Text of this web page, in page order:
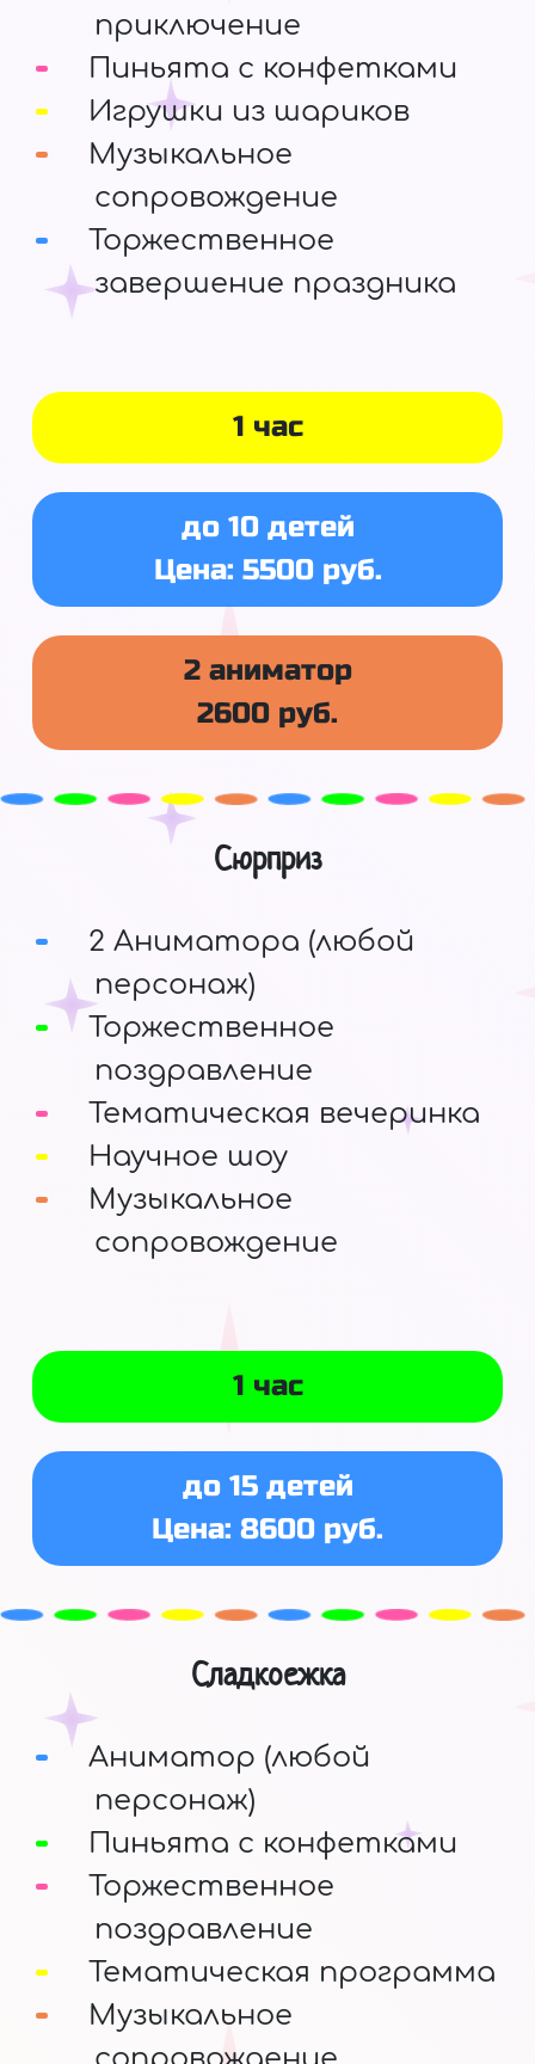
1 час
до 10 детей
Цена: 5500 руб.
2 аниматор
2600 руб.
приключение
Пиньята с конфетками
Игрушки из шариков
Музыкальное
сопровождение
Торжественное
завершение праздника
Сюрприз
2 Аниматора (любой
персонаж)
Торжественное
поздравление
Тематическая вечеринка
Научное шоу
Музыкальное
сопровождение
1 час
до 15 детей
Цена: 8600 руб.
Сладкоежка
Аниматор (любой
персонаж)
Пиньята с конфетками
Торжественное
поздравление
Тематическая программа
Музыкальное